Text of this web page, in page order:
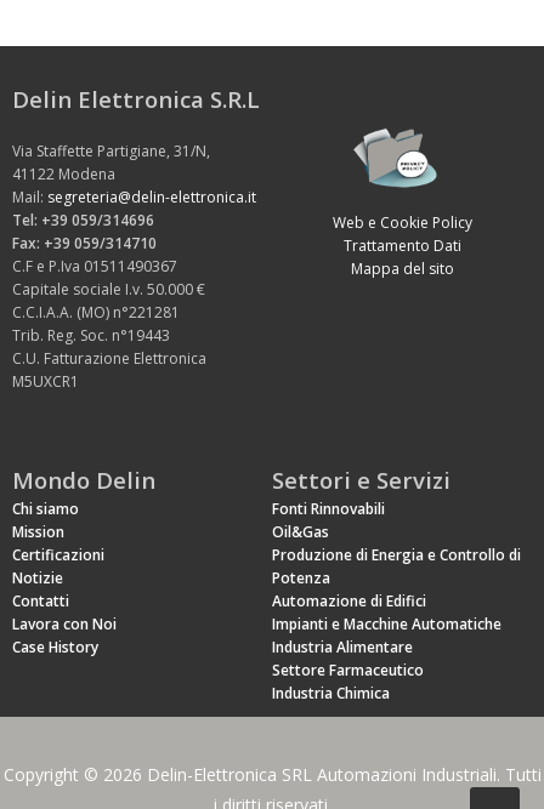
Delin Elettronica S.R.L
Via Staffette Partigiane, 31/N,
41122 Modena
Mail: segreteria@delin-elettronica.it
Tel: +39 059/314696
Fax: +39 059/314710
C.F e P.Iva 01511490367
Capitale sociale I.v. 50.000 €
C.C.I.A.A. (MO) n°221281
Trib. Reg. Soc. n°19443
C.U. Fatturazione Elettronica
M5UXCR1
Web e Cookie Policy
Trattamento Dati
Mappa del sito
Mondo Delin
Chi siamo
Mission
Certificazioni
Notizie
Contatti
Lavora con Noi
Case History
Settori e Servizi
Fonti Rinnovabili
Oil&Gas
Produzione di Energia e Controllo di
Potenza
Automazione di Edifici
Impianti e Macchine Automatiche
Industria Alimentare
Settore Farmaceutico
Industria Chimica
Copyright © 2026 Delin-Elettronica SRL Automazioni Industriali. Tutti